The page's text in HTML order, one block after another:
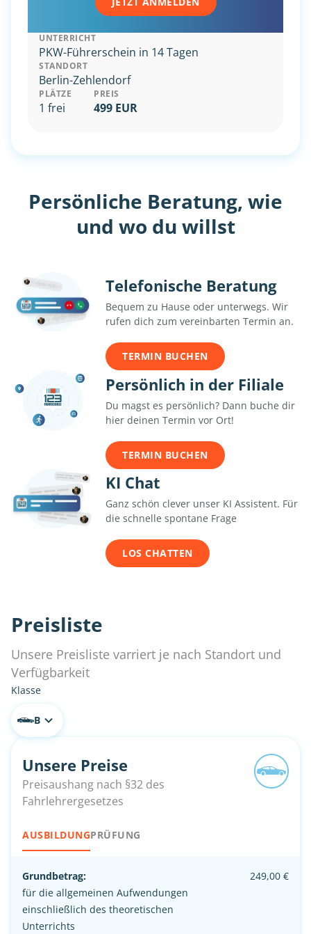
UNTERRICHT
PKW-Führerschein in 14 Tagen
STANDORT
Berlin-Zehlendorf
PLÄTZE
1 frei
PREIS
499 EUR
Persönliche Beratung, wie
und wo du willst
Telefonische Beratung
Bequem zu Hause oder unterwegs. Wir
rufen dich zum vereinbarten Termin an.
TERMIN BUCHEN
Persönlich in der Filiale
Du magst es persönlich? Dann buche dir
hier deinen Termin vor Ort!
TERMIN BUCHEN
KI Chat
Ganz schön clever unser KI Assistent. Für
die schnelle spontane Frage
LOS CHATTEN
Preisliste
Unsere Preisliste varriert je nach Standort und
Verfügbarkeit
Klasse
B
Unsere Preise
Preisaushang nach §32 des
Fahrlehrergesetzes
AUSBILDUNGPRÜFUNG
Grundbetrag:
für die allgemeinen Aufwendungen
einschließlich des theoretischen
Unterrichts
249,00 €